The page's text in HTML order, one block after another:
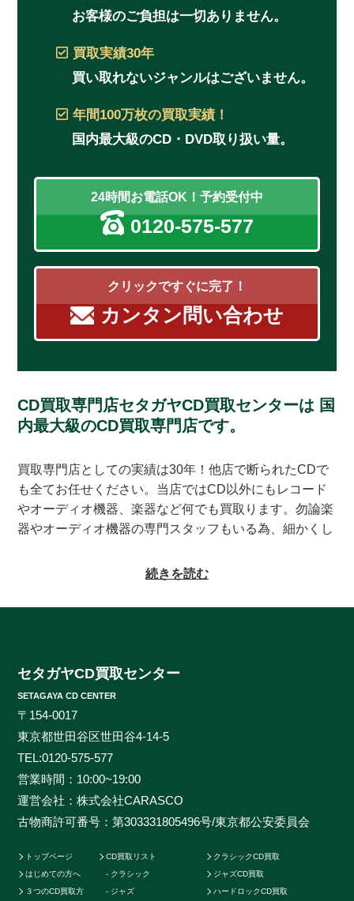
お客様のご負担は一切ありません。
買取実績30年
買い取れないジャンルはございません。
年間100万枚の買取実績！
国内最大級のCD・DVD取り扱い量。
24時間お電話OK！予約受付中
0120-575-577
クリックですぐに完了！
カンタン問い合わせ
CD買取専門店セタガヤCD買取センターは 国
内最大級のCD買取専門店です。
買取専門店としての実績は30年！他店で断られたCDで
も全てお任せください。当店ではCD以外にもレコード
やオーディオ機器、楽器など何でも買取ります。勿論楽
器やオーディオ機器の専門スタッフもいる為、細かくし
買取専門店もある為、古いレコードの処分に困っている
ジャンルなんでも大丈夫！ロック、ジャズ、ソウル、歌
も知らないマイナータイトルまで何でもお売りくださ
めに、各ジャンルに精通したベテランのスタッフが一つ
一つ丁寧に査定を行わせて頂きます。過去の莫大な買取
データに加えて世界中の最新相場チャートを照らし合わ
せ、ただ買い取るだけのサービスとは一線を画する「的
確な」査定はどこにも真似出来ません。ご自宅で聴かな
古相場は日々変動しています。それは国内だけではなく
世界基準の価格相場でも同じです。当店では国内のネッ
続きを読む
セタガヤCD買取センター
SETAGAYA CD CENTER
〒154-0017
東京都世田谷区世田谷4-14-5
TEL:0120-575-577
営業時間：10:00~19:00
運営会社：株式会社CARASCO
古物商許可番号：第303331805496号/東京都公安委員会
トップページ
はじめての方へ
３つのCD買取方
CD買取リスト
クラシック
ジャズ
クラシックCD買取
ジャズCD買取
ハードロックCD買取